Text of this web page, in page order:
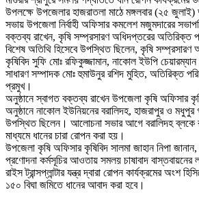
উপলক্ষে উপজেলার হাজরাতলা মাঠে মঙ্গলবার (২৫
সভায় উপজেলা নির্বাহী অফিসার কমলেশ মজুমদারের
বক্তব্য রাখেন, কৃষি সম্প্রসারণ অধিদপ্তরের অতিরিক্ত
বিশেষ অতিথি হিসেবে উপস্থিত ছিলেন, কৃষি সম্প্রসারণ
কৃষিবিদ সুফি মোঃ রফিকুজ্জামান, নাকোল ইউপি
সাধারণ সম্পাদক মোঃ হুমাউনুর রশিদ মুহিত, অতিরিক্ত
প্রমুখ।
অনুষ্ঠানে স্বাগত বক্তব্য রাখেন উপজেলা কৃষি অফিসার
অনুষ্ঠানে নাকোল ইউনিয়নের বরালিদহ, হাজরাপুর ও মধুপুর
উপস্থিত ছিলেন। আলোচনা সভার আগে বরালিদহ ব্লকে
মাধ্যমে ধানের চারা রোপন করা হয়।
উপজেলা কৃষি অফিসার কৃষিবিদ সালমা জাহান নিপা
প্রণোদনা কর্মসূচির আওতায় সমলয় চাষাবাদ বাস্তবায়নের
রাইস ট্রান্সপ্লান্টার যন্ত্র দ্বারা রোপন কার্যক্রমের অংশ
১৫০ বিঘা জমিতে ধানের আবাদ করা হবে।